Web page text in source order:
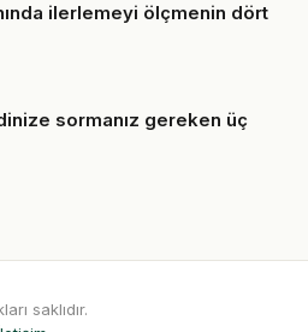
ilerlemeyi ölçmenin dört
sormanız gereken üç
saklıdır.